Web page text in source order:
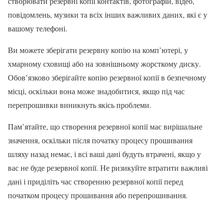
повідомлень, музики та всіх інших важливих даних, які є у
вашому телефоні.
Ви можете зберігати резервну копію на комп’ютері, у
хмарному сховищі або на зовнішньому жорсткому диску.
Обов’язково зберігайте копію резервної копії в безпечному
місці, оскільки вона може знадобитися, якщо під час
перепрошивки виникнуть якісь проблеми.
Пам’ятайте, що створення резервної копії має вирішальне
значення, оскільки після початку процесу прошивання
шляху назад немає, і всі ваші дані будуть втрачені, якщо у
вас не буде резервної копії. Не ризикуйте втратити важливі
дані і приділіть час створенню резервної копії перед
початком процесу прошивання або перепрошивання.